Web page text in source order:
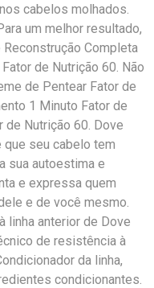
cabelos molhados.
um melhor resultado,
Completa
de Nutrição 60. Não
de Pentear Fator de
1 Minuto Fator de
de Nutrição 60. Dove
seu cabelo tem
sua autoestima e
e expressa quem
e de você mesmo.
linha anterior de Dove
de resistência à
da linha,
condicionantes.